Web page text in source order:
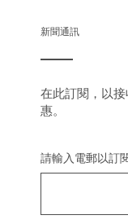
新聞通訊
在此訂閱，以
惠。
請輸入電郵以訂